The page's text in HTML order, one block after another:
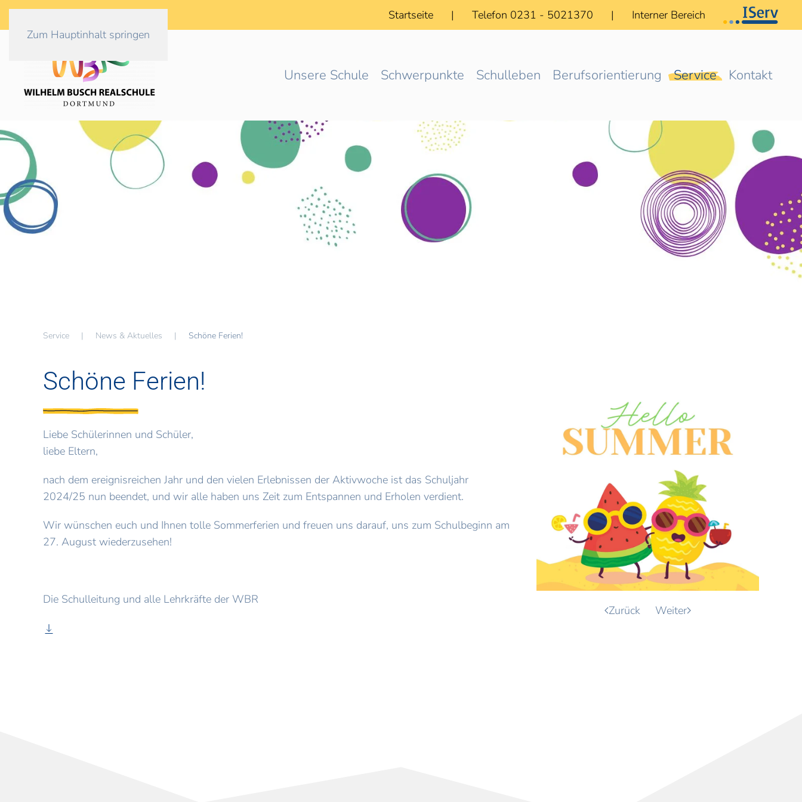
Zum Hauptinhalt springen
Startseite | Telefon 0231 - 5021370 | Interner Bereich
Unsere Schule Schwerpunkte Schulleben Berufsorientierung Service Kontakt
Service News & Aktuelles Schöne Ferien!
Schöne Ferien!
Liebe Schülerinnen und Schüler,
liebe Eltern,
nach dem ereignisreichen Jahr und den vielen Erlebnissen der Aktivwoche ist das Schuljahr
2024/25 nun beendet, und wir alle haben uns Zeit zum Entspannen und Erholen verdient.
Wir wünschen euch und Ihnen tolle Sommerferien und freuen uns darauf, uns zum Schulbeginn am
27. August wiederzusehen!
Die Schulleitung und alle Lehrkräfte der WBR
Zurück Weiter